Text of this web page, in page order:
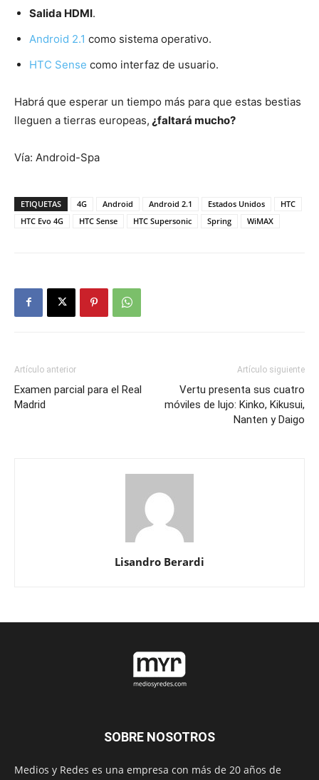
Salida HDMI.
Android 2.1 como sistema operativo.
HTC Sense como interfaz de usuario.
Habrá que esperar un tiempo más para que estas bestias
lleguen a tierras europeas, ¿faltará mucho?
Vía: Android-Spa
ETIQUETAS 4G Android Android 2.1 Estados Unidos
HTC
HTC Evo 4G
HTC Sense HTC Supersonic Spring WiMAX
Artículo anterior
Examen parcial para el Real
Madrid
Artículo siguiente
Vertu presenta sus cuatro
móviles de lujo: Kinko, Kikusui,
Nanten y Daigo
Lisandro Berardi
SOBRE NOSOTROS
Medios y Redes es una empresa con más de 20 años de